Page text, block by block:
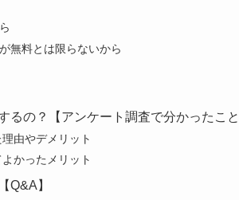
無料とは限らないから
の？【アンケート調査で分かったこと
由やデメリット
かったメリット
Q&A】